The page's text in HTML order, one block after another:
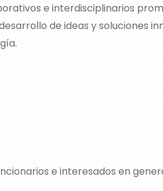
e interdisciplinarios
de ideas y soluciones
e interesados en